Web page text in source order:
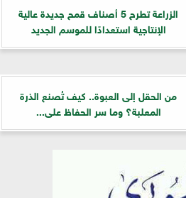
الزراعة تطرح 5 أصناف قمح جديدة عالية
الإنتاجية استعدادًا للموسم الجديد
من الحقل إلى العبوة.. كيف تُصنع الذرة
المعلبة؟ وما سر الحفاظ على...